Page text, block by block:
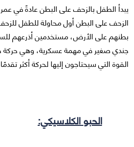
الزحف على البطن أول محاولة للطفل
بطنهم على الأرض، مستخدمين أذرعهم
جندي صغير في مهمة عسكرية، وهي حركة
القوة التي سيحتاجون إليها لحركة أكثر
الحبو الكلاسيكي: